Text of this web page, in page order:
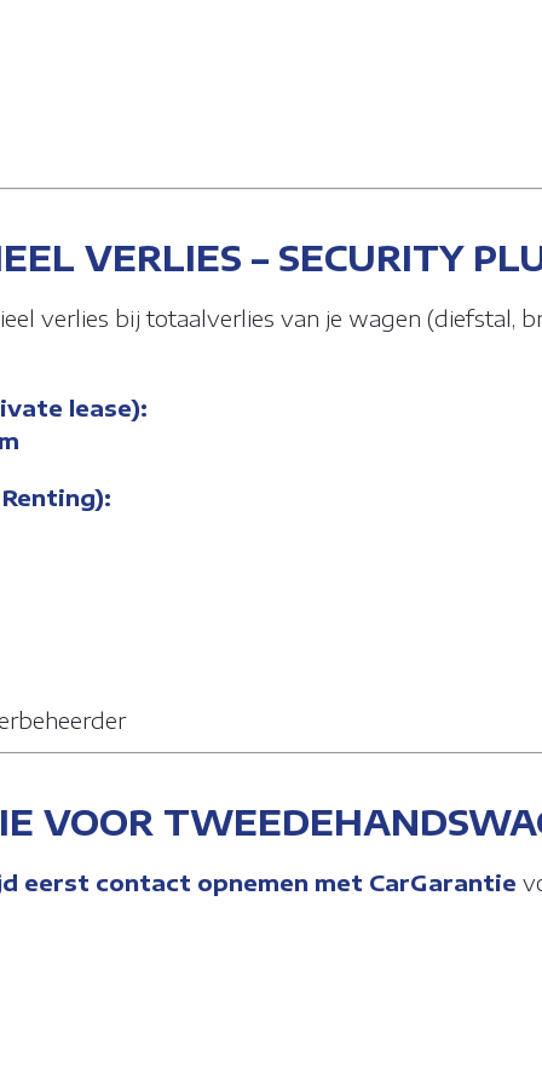
VERLIES – SECURITY
verlies bij totaalverlies van je wagen (diefstal,
lease):
VOOR
eerst contact opnemen met CarGarantie